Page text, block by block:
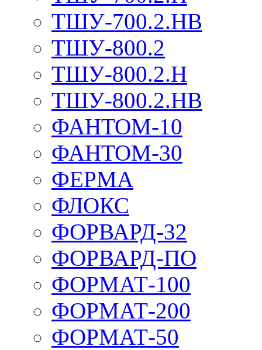
ТШУ-700.2.НВ
ТШУ-800.2
ТШУ-800.2.Н
ТШУ-800.2.НВ
ФАНТОМ-10
ФАНТОМ-30
ФЕРМА
ФЛОКС
ФОРВАРД-32
ФОРВАРД-ПО
ФОРМАТ-100
ФОРМАТ-200
ФОРМАТ-50